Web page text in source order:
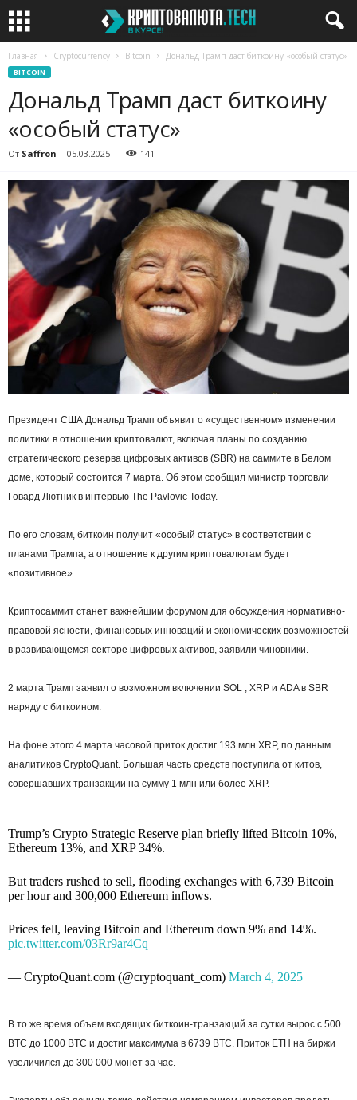
Главная Cryptocurrency Bitcoin Дональд Трамп даст биткоину «особый статус»
BITCOIN
Дональд Трамп даст биткоину
«особый статус»
От Saffron - 05.03.2025 141
Президент США Дональд Трамп объявит о «существенном» изменении
политики в отношении криптовалют, включая планы по созданию
стратегического резерва цифровых активов (SBR) на саммите в Белом
доме, который состоится 7 марта. Об этом сообщил министр торговли
Говард Лютник в интервью The Pavlovic Today.
По его словам, биткоин получит «особый статус» в соответствии с
планами Трампа, а отношение к другим криптовалютам будет
«позитивное».
Криптосаммит станет важнейшим форумом для обсуждения нормативно-
правовой ясности, финансовых инноваций и экономических возможностей
в развивающемся секторе цифровых активов, заявили чиновники.
2 марта Трамп заявил о возможном включении SOL , XRP и ADA в SBR
наряду с биткоином.
На фоне этого 4 марта часовой приток достиг 193 млн XRP, по данным
аналитиков CryptoQuant. Большая часть средств поступила от китов,
совершавших транзакции на сумму 1 млн или более XRP.
Trump’s Crypto Strategic Reserve plan briefly lifted Bitcoin 10%,
Ethereum 13%, and XRP 34%.
But traders rushed to sell, flooding exchanges with 6,739 Bitcoin
per hour and 300,000 Ethereum inflows.
Prices fell, leaving Bitcoin and Ethereum down 9% and 14%.
pic.twitter.com/03Rr9ar4Cq
— CryptoQuant.com (@cryptoquant_com) March 4, 2025
В то же время объем входящих биткоин-транзакций за сутки вырос с 500
BTC до 1000 BTC и достиг максимума в 6739 BTC. Приток ETH на биржи
увеличился до 300 000 монет за час.